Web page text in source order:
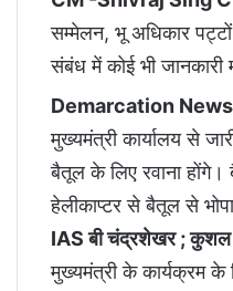
सम्मेलन, भू अधिकार पट्टों
संबंध में कोई भी जानकारी
Demarcation News :
मुख्यमंत्री कार्यालय से
बैतूल के लिए रवाना
हेलीकाप्टर से बैतूल से
IAS बी चंद्रशेखर ; कुशल
मुख्यमंत्री के कार्यक्रम के